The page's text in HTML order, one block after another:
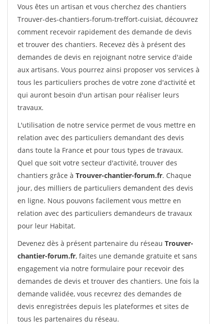
Vous êtes un artisan et vous cherchez des chantiers
Trouver-des-chantiers-forum-treffort-cuisiat, découvrez
comment recevoir rapidement des demande de devis
et trouver des chantiers. Recevez dès à présent des
demandes de devis en rejoignant notre service d'aide
aux artisans. Vous pourrez ainsi proposer vos services à
tous les particuliers proches de votre zone d'activité et
qui auront besoin d'un artisan pour réaliser leurs
travaux.
L'utilisation de notre service permet de vous mettre en
relation avec des particuliers demandant des devis
dans toute la France et pour tous types de travaux.
Quel que soit votre secteur d'activité, trouver des
chantiers grâce à Trouver-chantier-forum.fr. Chaque
jour, des milliers de particuliers demandent des devis
en ligne. Nous pouvons facilement vous mettre en
relation avec des particuliers demandeurs de travaux
pour leur Habitat.
Devenez dès à présent partenaire du réseau Trouver-
chantier-forum.fr, faites une demande gratuite et sans
engagement via notre formulaire pour recevoir des
demandes de devis et trouver des chantiers. Une fois la
demande validée, vous recevrez des demandes de
devis enregistrées depuis les plateformes et sites de
tous les partenaires du réseau.